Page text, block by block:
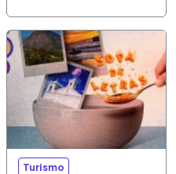
Turismo